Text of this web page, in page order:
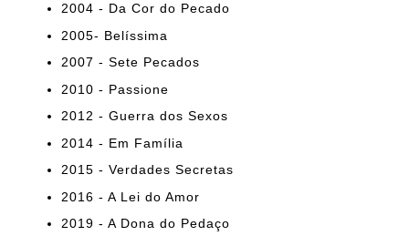
2004 - Da Cor do Pecado
2005- Belíssima
2007 - Sete Pecados
2010 - Passione
2012 - Guerra dos Sexos
2014 - Em Família
2015 - Verdades Secretas
2016 - A Lei do Amor
2019 - A Dona do Pedaço